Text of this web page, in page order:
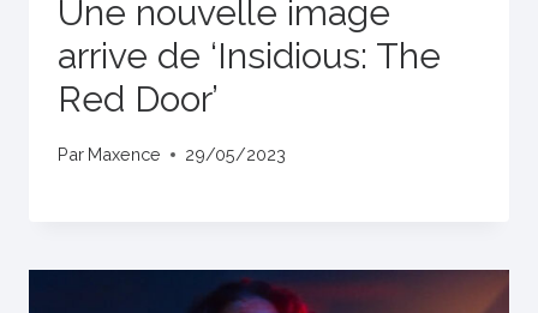
Une nouvelle image
arrive de ‘Insidious: The
Red Door’
Par Maxence 29/05/2023